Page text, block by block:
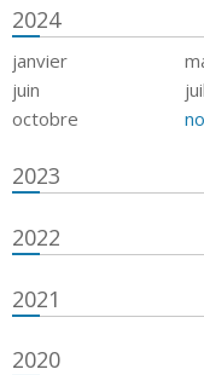
2024
janvier
juin
octobre
2023
2022
2021
2020